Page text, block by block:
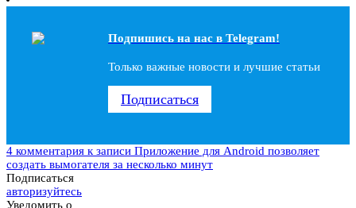
Подпишись на наc в Telegram!
Только важные новости и лучшие статьи
Подписаться
4 комментария к записи Приложение для Android позволяет
создать вымогателя за несколько минут
Подписаться
авторизуйтесь
Уведомить о